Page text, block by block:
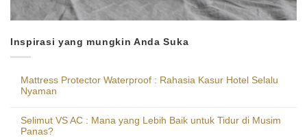
Inspirasi yang mungkin Anda Suka
Mattress Protector Waterproof : Rahasia Kasur Hotel Selalu
Nyaman
Selimut VS AC : Mana yang Lebih Baik untuk Tidur di Musim
Panas?